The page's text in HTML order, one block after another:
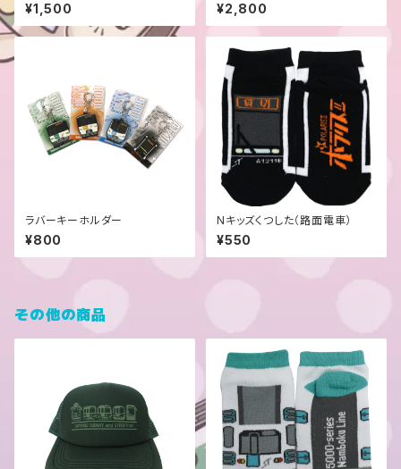
¥1,500 ¥2,800
ラバーキーホルダー
¥800
Nキッズくつした（路面電車）
¥550
その他の商品